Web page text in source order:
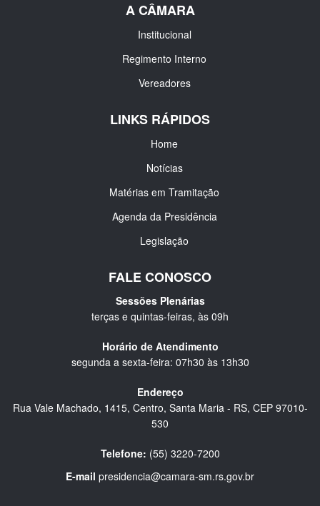
A CÂMARA
Institucional
Regimento Interno
Vereadores
LINKS RÁPIDOS
Home
Notícias
Matérias em Tramitação
Agenda da Presidência
Legislação
FALE CONOSCO
Sessões Plenárias
terças e quintas-feiras, às 09h
Horário de Atendimento
segunda a sexta-feira: 07h30 às 13h30
Endereço
Rua Vale Machado, 1415, Centro, Santa Maria - RS, CEP 97010-
530
Telefone: (55) 3220-7200
E-mail presidencia@camara-sm.rs.gov.br